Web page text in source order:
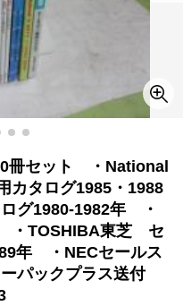
冊セット ・National
カタログ1985・1988
グ1980‐1982年 ・
・TOSHIBA東芝 セ
年 ・NECセールス
パックプラス送付